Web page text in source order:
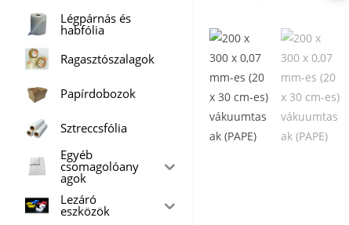
Légpárnás és
habfólia
Ragasztószalagok
Papírdobozok
Sztreccsfólia
Egyéb
csomagolóany
agok
Lezáró
eszközök